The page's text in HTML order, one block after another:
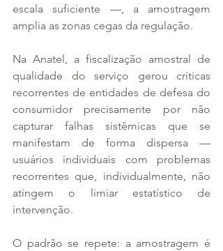
escala suficiente —, a amostragem
amplia as zonas cegas da regulação.
Na Anatel, a fiscalização amostral de
qualidade do serviço gerou críticas
recorrentes de entidades de defesa do
consumidor precisamente por não
capturar falhas sistêmicas que se
manifestam de forma dispersa —
usuários individuais com problemas
recorrentes que, individualmente, não
atingem o limiar estatístico de
intervenção.
O padrão se repete: a amostragem é